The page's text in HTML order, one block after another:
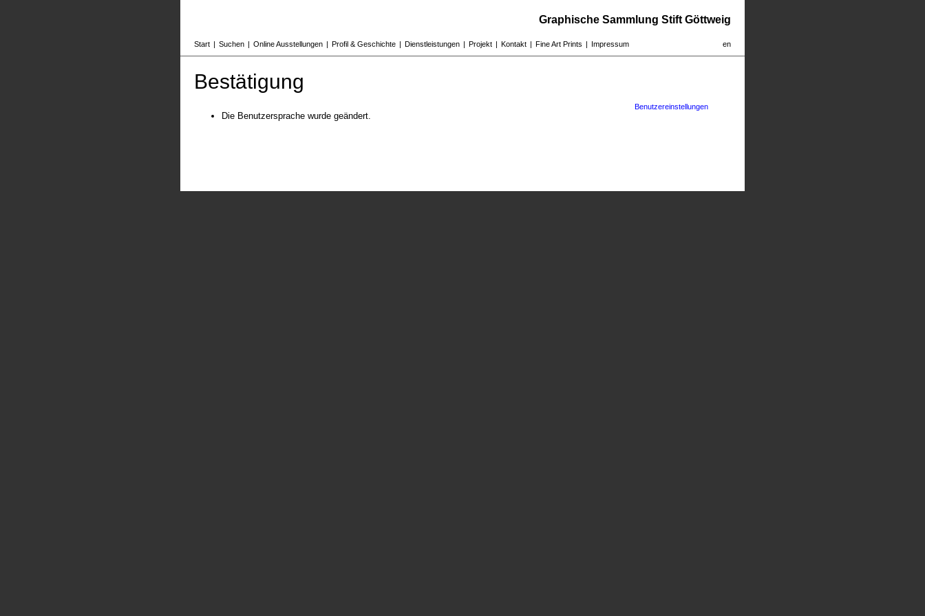
Graphische Sammlung Stift Göttweig
en
Start | Suchen | Online Ausstellungen | Profil & Geschichte | Dienstleistungen | Projekt | Kontakt | Fine Art Prints | Impressum
Bestätigung
Die Benutzersprache wurde geändert.
Benutzereinstellungen